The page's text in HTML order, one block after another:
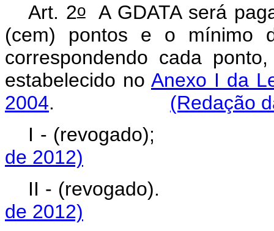
Art. 2oA GDATA será
(cem) pontos e o mínimo
correspondendo cada
estabelecido no Anexo I da
2004. (Redação
I - (revogado);
de 2012)
II -
de 2012)